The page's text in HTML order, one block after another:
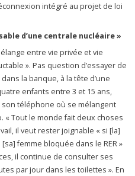
intégré au projet de loi
d’une centrale nucléaire »
entre vie privée et vie
». Pas question d’essayer de
la banque, à la tête d’une
enfants entre 3 et 15 ans,
son téléphone où se mélangent
« Tout le monde fait deux choses
il veut rester joignable « si [la]
femme bloquée dans le RER »
il continue de consulter ses
par jour dans les toilettes ». En